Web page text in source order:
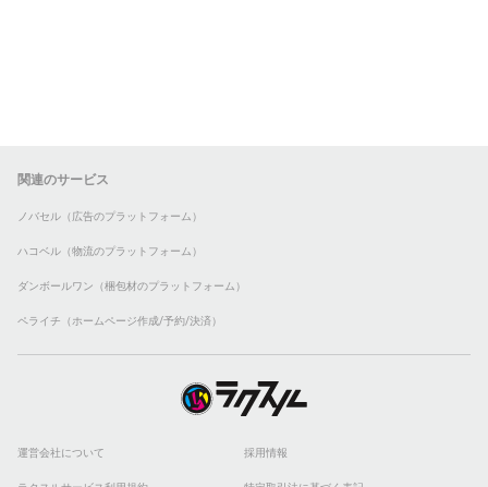
関連のサービス
ノバセル（広告のプラットフォーム）
ハコベル（物流のプラットフォーム）
ダンボールワン（梱包材のプラットフォーム）
ペライチ（ホームページ作成/予約/決済）
運営会社について 採用情報